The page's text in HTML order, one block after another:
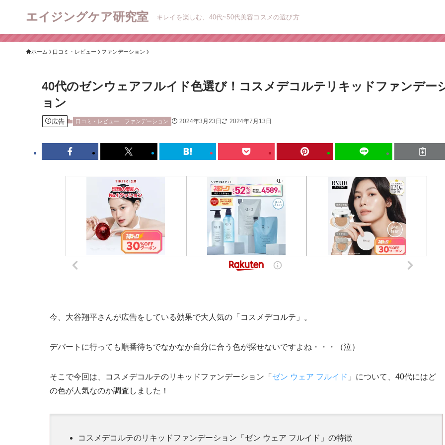
エイジングケア研究室 キレイを楽しむ、40代~50代美容コスメの選び方
ホーム 口コミ・レビュー ファンデーション
40代のゼンウェアフルイド色選び！コスメデコルテリキッドファンデー
ョン
広告 口コミ・レビュー ファンデーション 2024年3月23日 2024年7月13日
今、大谷翔平さんが広告をしている効果で大人気の「コスメデコルテ」。
デパートに行っても順番待ちでなかなか自分に合う色が探せないですよね・・・（泣）
そこで今回は、コスメデコルテのリキッドファンデーション「 ゼン ウェア フルイド 」について、40代にはど
の色が人気なのか調査しました！
コスメデコルテのリキッドファンデーション「ゼン ウェア フルイド」の特徴